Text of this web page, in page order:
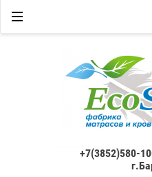
+7(3852)580-